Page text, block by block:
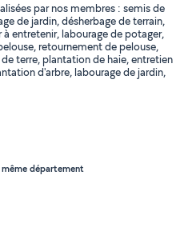
par nos membres : semis de
de jardin, désherbage de terrain,
entretenir, labourage de potager,
retournement de pelouse,
terre, plantation de haie, entretien
d'arbre, labourage de jardin,
département